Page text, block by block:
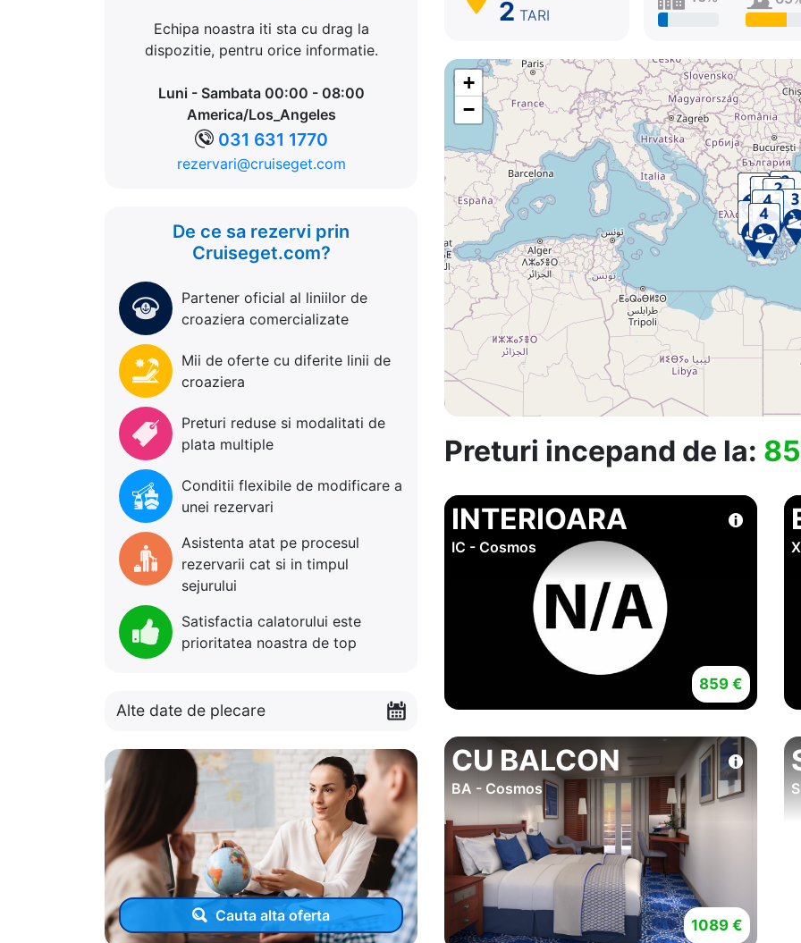
Echipa noastra iti sta cu drag la
dispozitie, pentru orice informatie.
Luni - Sambata 00:00 - 08:00
America/Los_Angeles
031 631 1770
rezervari@cruiseget.com
De ce sa rezervi prin
Cruiseget.com?
Partener oficial al liniilor de
croaziera comercializate
Mii de oferte cu diferite linii de
croaziera
Preturi reduse si modalitati de
plata multiple
Conditii flexibile de modificare a
unei rezervari
Asistenta atat pe procesul
rezervarii cat si in timpul
sejurului
Satisfactia calatorului este
prioritatea noastra de top
Alte date de plecare
Cauta alta oferta
2 TARI
+
−
Preturi incepand de la:
INTERIOARA
IC - Cosmos
859 €
CU BALCON
BA - Cosmos
1089 €